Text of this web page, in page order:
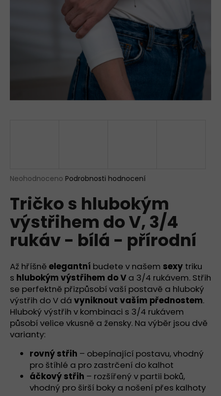
Průměrné
produktu
z
5
hvězdiček.
Neohodnoceno Podrobnosti hodnocení
Tričko s hlubokým
výstřihem do V, 3/4
rukáv - bílá - přírodní
Až hříšně elegantní budete v našem sexy triku
s hlubokým výstřihem do V a 3/4 rukávem. Střih
se perfektně přizpůsobí vaší postavě a hluboký
výstřih do V dá vyniknout vaším přednostem.
Hluboký výstřih v kombinaci s 3/4 rukávem
působí velice vkusně a žensky. Na výběr jsou dvě
varianty:
rovný střih – obepínající postavu, vhodný
pro štíhlé a pro zastrčení do kalhot
áčkový střih – rozšířený v partii boků,
vhodný pro širší boky a nošení přes kalhoty
p
r
u
č
u
j
m
e
TRIKO
S
HLUBOKÝM
VÝSTŘIHEM
DO
KRÁTKÝ
PRODLOUŽENÝ
RUKÁV
ČERNÁ